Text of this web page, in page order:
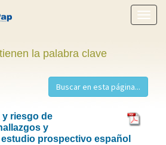
menú
la palabra clave
y riesgo de
y
prospectivo español